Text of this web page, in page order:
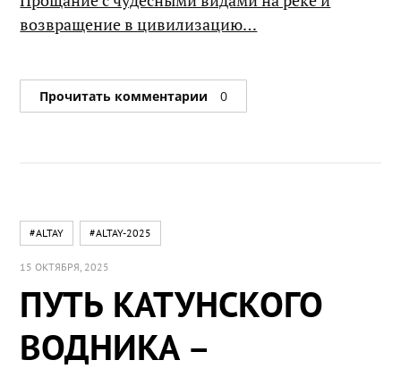
возвращение в цивилизацию…
Прочитать комментарии 0
#ALTAY #ALTAY-2025
15 ОКТЯБРЯ, 2025
ПУТЬ КАТУНСКОГО
ВОДНИКА –